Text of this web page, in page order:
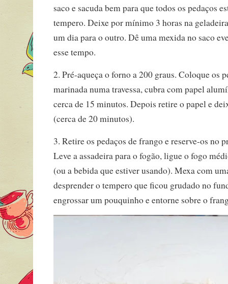
saco e sacuda bem para que todos os pedaços
tempero. Deixe por mínimo 3 horas na
um dia para o outro. Dê uma mexida no saco
esse tempo.
2. Pré-aqueça o forno a 200 graus. Coloque os
marinada numa travessa, cubra com papel
cerca de 15 minutos. Depois retire o papel e
(cerca de 20 minutos).
3. Retire os pedaços de frango e reserve-os no
Leve a assadeira para o fogão, ligue o fogo
(ou a bebida que estiver usando). Mexa com
desprender o tempero que ficou grudado no
engrossar um pouquinho e entorne sobre o